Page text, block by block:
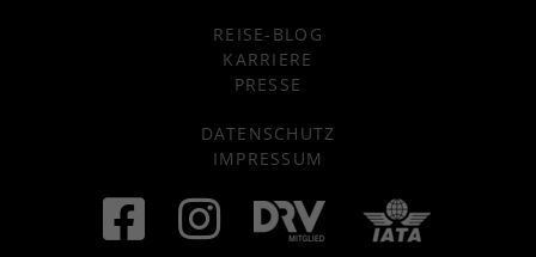
REISE-BLOG
KARRIERE
PRESSE
DATENSCHUTZ
IMPRESSUM